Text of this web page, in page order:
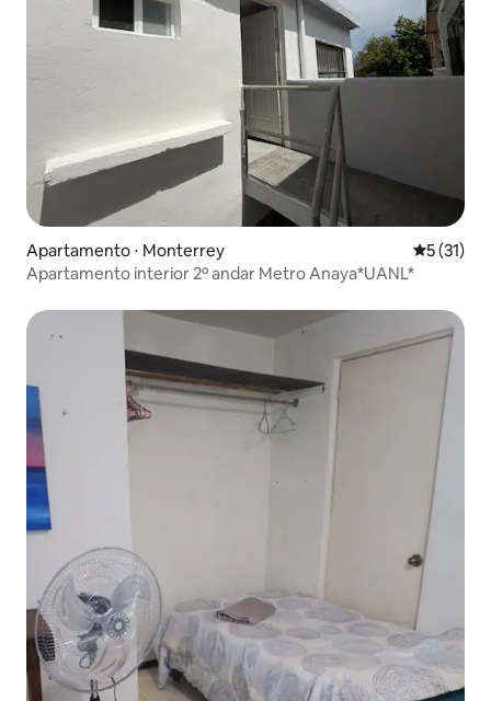
Apartamento ⋅ Monterrey 5 de uma
5 (31)
Apartamento interior 2º andar Metro Anaya*UANL*